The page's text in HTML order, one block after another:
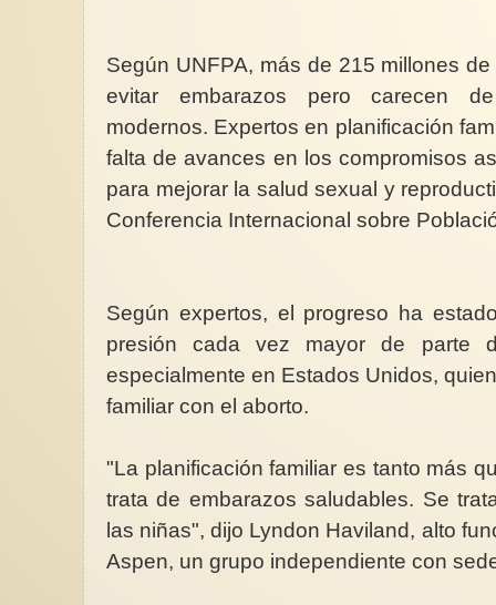
Según UNFPA, más de 215 millones
evitar embarazos pero carecen
modernos. Expertos en planificación
falta de avances en los compromisos
para mejorar la salud sexual y
Conferencia Internacional sobre
Según expertos, el progreso ha
presión cada vez mayor de parte
especialmente en Estados Unidos,
familiar con el aborto.
"La planificación familiar es tanto más
trata de embarazos saludables. Se
las niñas", dijo Lyndon Haviland, alto
Aspen, un grupo independiente con